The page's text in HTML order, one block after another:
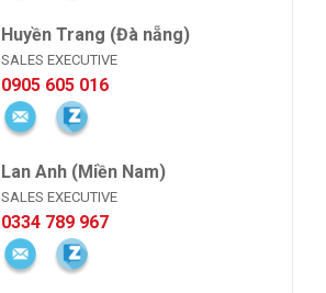
Huyền Trang (Đà nẵng)
SALES EXECUTIVE
0905 605 016
Lan Anh (Miền Nam)
SALES EXECUTIVE
0334 789 967